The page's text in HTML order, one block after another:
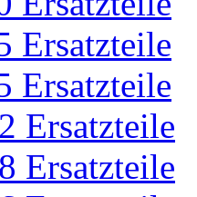
Ersatzteile
Ersatzteile
Ersatzteile
Ersatzteile